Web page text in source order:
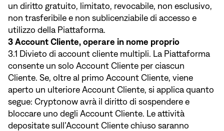
un diritto gratuito, limitato, revocabile, non esclusivo,
non trasferibile e non sublicenziabile di accesso e
utilizzo della Piattaforma.
3 Account Cliente, operare in nome proprio
3.1 Divieto di account cliente multipli. La Piattaforma
consente un solo Account Cliente per ciascun
Cliente. Se, oltre al primo Account Cliente, viene
aperto un ulteriore Account Cliente, si applica quanto
segue: Cryptonow avrà il diritto di sospendere e
bloccare uno degli Account Cliente. Le attività
depositate sull’Account Cliente chiuso saranno